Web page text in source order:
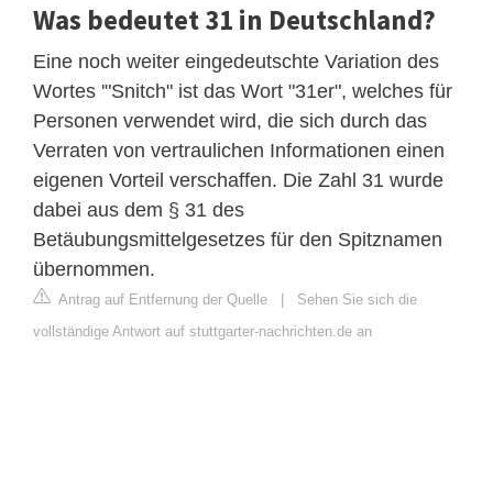
Was bedeutet 31 in Deutschland?
Eine noch weiter eingedeutschte Variation des
Wortes '"Snitch" ist das Wort "31er", welches für
Personen verwendet wird, die sich durch das
Verraten von vertraulichen Informationen einen
eigenen Vorteil verschaffen. Die Zahl 31 wurde
dabei aus dem § 31 des
Betäubungsmittelgesetzes für den Spitznamen
übernommen.
Antrag auf Entfernung der Quelle | Sehen Sie sich die
vollständige Antwort auf stuttgarter-nachrichten.de an